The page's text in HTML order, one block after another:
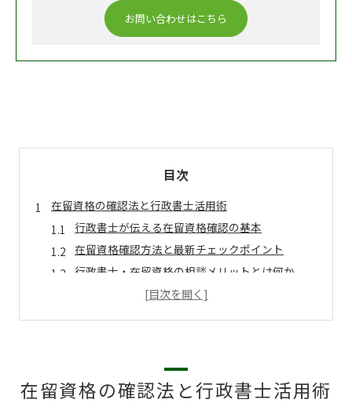
お問い合わせはこちら
目次
在留資格の確認法と行政書士活用術
行政書士が伝える在留資格確認の基本
在留資格確認方法と最新チェックポイント
行政書士・在留資格の相談メリットとは何か
在留資格一覧から自分の資格を正しく判別
在留資格取得に不可欠な書類リストの確認法
チェックリストで在留資格審査の書類不備防止
在留資格の確認法と行政書士活用術